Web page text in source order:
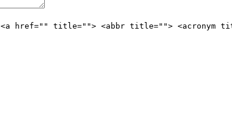
<a href="" title=""> <abbr title=""> <acronym